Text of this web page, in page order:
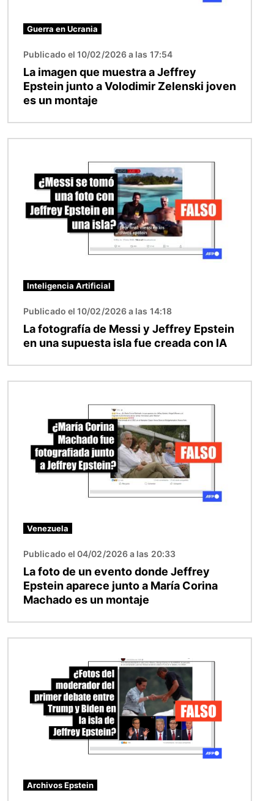
Guerra en Ucrania
Publicado el 10/02/2026 a las 17:54
La imagen que muestra a Jeffrey
Epstein junto a Volodimir Zelenski joven
es un montaje
Inteligencia Artificial
Publicado el 10/02/2026 a las 14:18
La fotografía de Messi y Jeffrey Epstein
en una supuesta isla fue creada con IA
Venezuela
Publicado el 04/02/2026 a las 20:33
La foto de un evento donde Jeffrey
Epstein aparece junto a María Corina
Machado es un montaje
Archivos Epstein